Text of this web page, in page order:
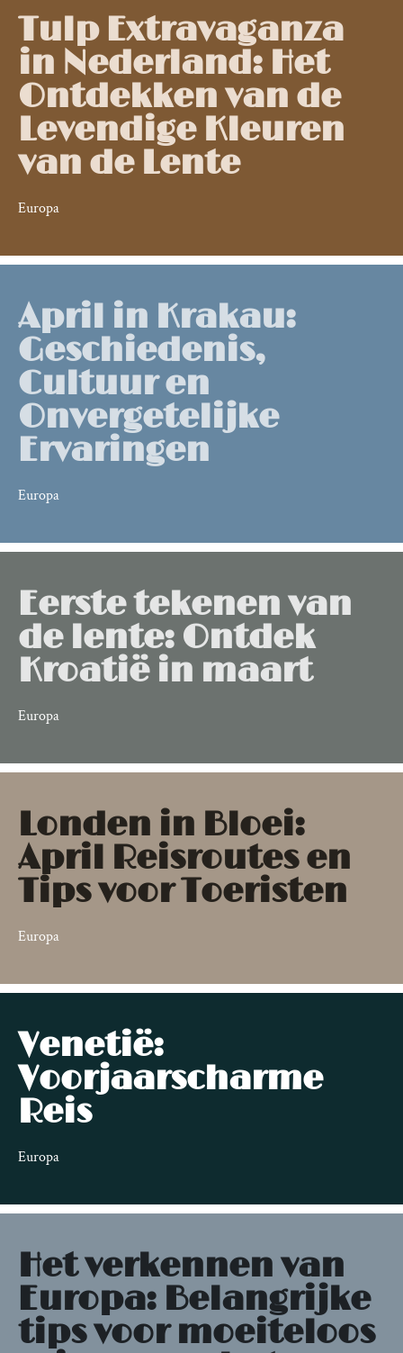
posts
Europa
Tulp Extravaganza
in Nederland: Het
Ontdekken van de
Levendige Kleuren
van de Lente
Europa
April in Krakau:
Geschiedenis,
Cultuur en
Onvergetelijke
Ervaringen
Europa
Eerste tekenen van
de lente: Ontdek
Kroatië in maart
Europa
Londen in Bloei:
April Reisroutes en
Tips voor Toeristen
Europa
Venetië:
Voorjaarscharme
Reis
Het verkennen van
Europa: Belangrijke
tips voor moeiteloos